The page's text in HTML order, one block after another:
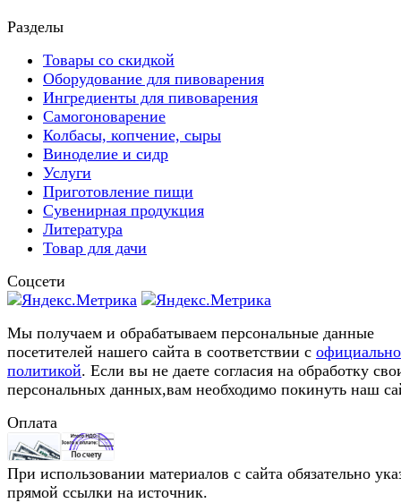
Разделы
Товары со скидкой
Оборудование для пивоварения
Ингредиенты для пивоварения
Самогоноварение
Колбасы, копчение, сыры
Виноделие и сидр
Услуги
Приготовление пищи
Сувенирная продукция
Литература
Товар для дачи
Соцсети
Мы получаем и обрабатываем персональные данные
посетителей нашего сайта в соответствии с
политикой. Если вы не даете согласия на обработку
персональных данных,вам необходимо покинуть наш
Оплата
При использовании материалов с сайта обязательно
прямой ссылки на источник.